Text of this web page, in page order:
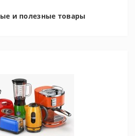
и полезные товары